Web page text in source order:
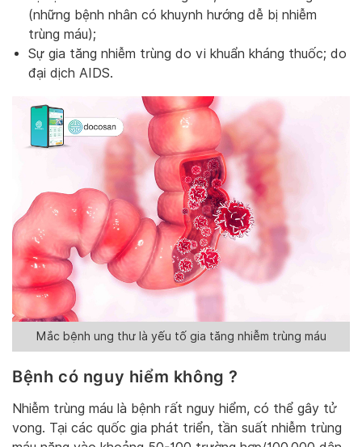
(những bệnh nhân có khuynh hướng dễ bị nhiễm
trùng máu);
Sự gia tăng nhiễm trùng do vi khuẩn kháng thuốc; do
đại dịch AIDS.
Mắc bệnh ung thư là yếu tố gia tăng nhiễm trùng máu
Bệnh có nguy hiểm không ?
Nhiễm trùng máu là bệnh rất nguy hiểm, có thể gây tử
vong. Tại các quốc gia phát triển, tần suất nhiễm trùng